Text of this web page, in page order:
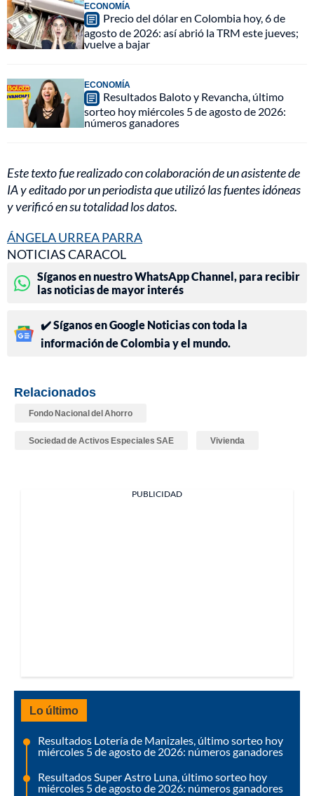
ECONOMÍA
Precio del dólar en Colombia hoy, 6 de
agosto de 2026: así abrió la TRM este jueves;
vuelve a bajar
ECONOMÍA
Resultados Baloto y Revancha, último
sorteo hoy miércoles 5 de agosto de 2026:
números ganadores
Este texto fue realizado con colaboración de un asistente de
IA y editado por un periodista que utilizó las fuentes idóneas
y verificó en su totalidad los datos.
ÁNGELA URREA PARRA
NOTICIAS CARACOL
Síganos en nuestro WhatsApp Channel, para recibir
las noticias de mayor interés
✔️ Síganos en Google Noticias con toda la
información de Colombia y el mundo.
Relacionados
Fondo Nacional del Ahorro
Sociedad de Activos Especiales SAE Vivienda
PUBLICIDAD
Lo último
Resultados Lotería de Manizales, último sorteo hoy
miércoles 5 de agosto de 2026: números ganadores
Resultados Super Astro Luna, último sorteo hoy
miércoles 5 de agosto de 2026: números ganadores